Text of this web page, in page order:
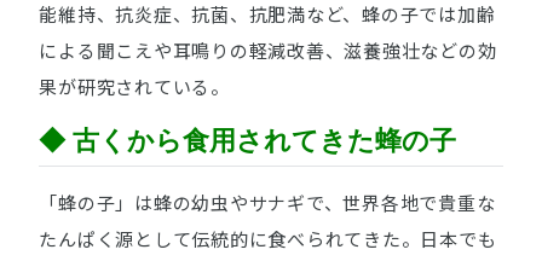
能維持、抗炎症、抗菌、抗肥満など、蜂の子では加齢
による聞こえや耳鳴りの軽減改善、滋養強壮などの効
果が研究されている。
◆ 古くから食用されてきた蜂の子
「蜂の子」は蜂の幼虫やサナギで、世界各地で貴重な
たんぱく源として伝統的に食べられてきた。日本でも